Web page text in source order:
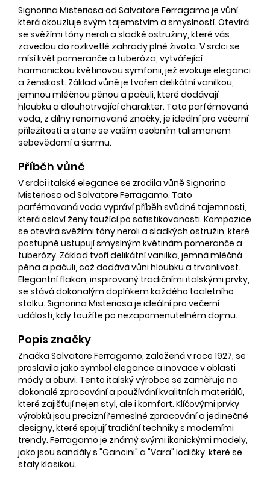
Signorina Misteriosa od Salvatore Ferragamo je vůní,
která okouzluje svým tajemstvím a smyslností. Otevírá
se svěžími tóny neroli a sladké ostružiny, které vás
zavedou do rozkvetlé zahrady plné života. V srdci se
mísí květ pomeranče a tuberóza, vytvářející
harmonickou květinovou symfonii, jež evokuje eleganci
a ženskost. Základ vůně je tvořen delikátní vanilkou,
jemnou mléčnou pěnou a pačuli, které dodávají
hloubku a dlouhotrvající charakter. Tato parfémovaná
voda, z dílny renomované značky, je ideální pro večerní
příležitosti a stane se vaším osobním talismanem
sebevědomí a šarmu.
Příběh vůně
V srdci italské elegance se zrodila vůně Signorina
Misteriosa od Salvatore Ferragamo. Tato
parfémovaná voda vypráví příběh svůdné tajemnosti,
která osloví ženy toužící po sofistikovanosti. Kompozice
se otevírá svěžími tóny neroli a sladkých ostružin, které
postupně ustupují smyslným květinám pomeranče a
tuberózy. Základ tvoří delikátní vanilka, jemná mléčná
pěna a pačuli, což dodává vůni hloubku a trvanlivost.
Elegantní flakon, inspirovaný tradičními italskými prvky,
se stává dokonalým doplňkem každého toaletního
stolku. Signorina Misteriosa je ideální pro večerní
události, kdy toužíte po nezapomenutelném dojmu.
Popis značky
Značka Salvatore Ferragamo, založená v roce 1927, se
proslavila jako symbol elegance a inovace v oblasti
módy a obuvi. Tento italský výrobce se zaměřuje na
dokonalé zpracování a používání kvalitních materiálů,
které zajišťují nejen styl, ale i komfort. Klíčovými prvky
výrobků jsou precizní řemeslné zpracování a jedinečné
designy, které spojují tradiční techniky s moderními
trendy. Ferragamo je známý svými ikonickými modely,
jako jsou sandály s "Gancini" a "Vara" lodičky, které se
staly klasikou.